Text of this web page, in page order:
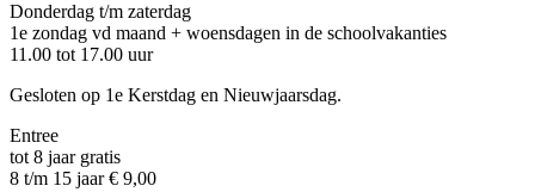
Donderdag t/m zaterdag
1e zondag vd maand + woensdagen in de schoolvakanties
11.00 tot 17.00 uur
Gesloten op 1e Kerstdag en Nieuwjaarsdag.
Entree
tot 8 jaar gratis
8 t/m 15 jaar € 9,00